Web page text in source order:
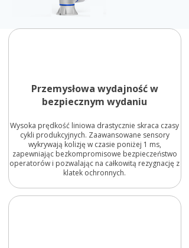
Przemysłowa wydajność w
bezpiecznym wydaniu
Wysoka prędkość liniowa drastycznie skraca czasy
cykli produkcyjnych. Zaawansowane sensory
wykrywają kolizję w czasie poniżej 1 ms,
zapewniając bezkompromisowe bezpieczeństwo
operatorów i pozwalając na całkowitą rezygnację z
klatek ochronnych.